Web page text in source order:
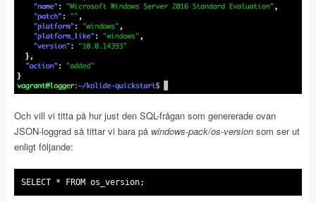
Och vill vi titta på hur just den SQL-frågan som genererade ovan
JSON-loggrad så tittar vi bara på windows-pack/os-version som ser ut
enligt följande:
SELECT * FROM os_version;